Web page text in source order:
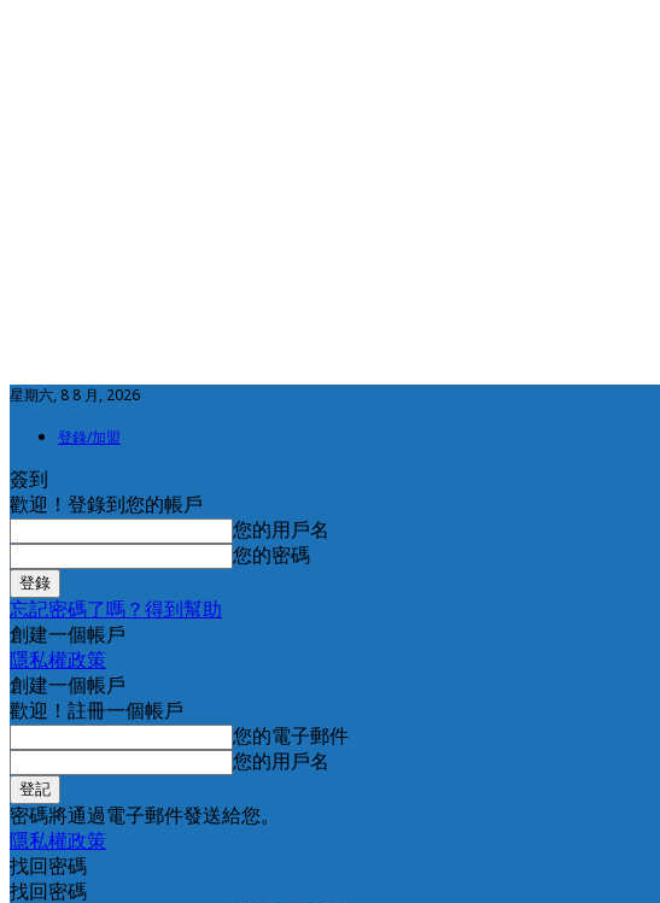
星期六, 8 8 月, 2026
登錄/加盟
簽到
歡迎！登錄到您的帳戶
您的用戶名
您的密碼
忘記密碼了嗎？得到幫助
創建一個帳戶
隱私權政策
創建一個帳戶
歡迎！註冊一個帳戶
您的電子郵件
您的用戶名
密碼將通過電子郵件發送給您。
隱私權政策
找回密碼
找回密碼